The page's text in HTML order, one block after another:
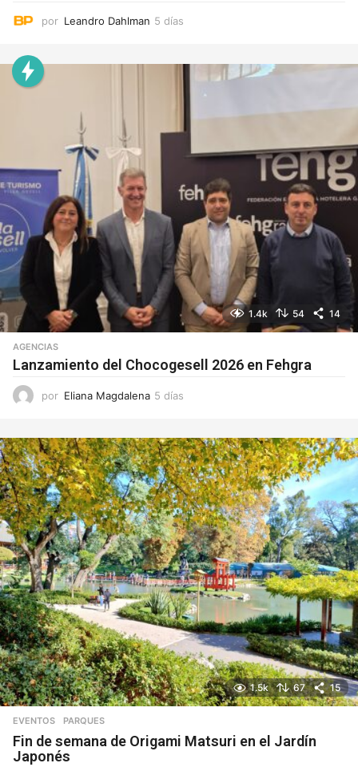
por Leandro Dahlman 5 días
a
1.4k 54 14
AGENCIAS
Lanzamiento del Chocogesell 2026 en Fehgra
por Eliana Magdalena 5 días
a
s
1.5k 67 15
EVENTOS ,PARQUES
Fin de semana de Origami Matsuri en el Jardín
Japonés